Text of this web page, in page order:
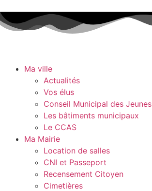
Ma ville
Actualités
Vos élus
Conseil Municipal des Jeunes
Les bâtiments municipaux
Le CCAS
Ma Mairie
Location de salles
CNI et Passeport
Recensement Citoyen
Cimetières